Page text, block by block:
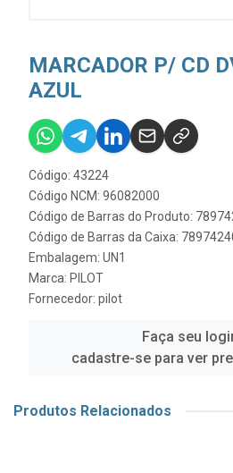
MARCADOR P/ CD
AZUL
Código: 43224
Código NCM: 96082000
Código de Barras do Produto:
Código de Barras da Caixa:
Embalagem: UN1
Marca: PILOT
Fornecedor: pilot
Faça seu
cadastre-se para ver
Produtos Relacionados